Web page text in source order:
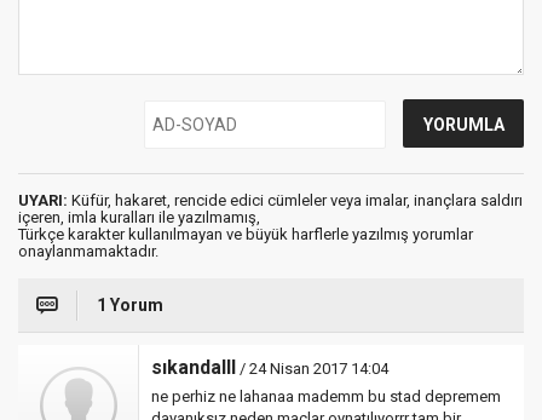
UYARI: Küfür, hakaret, rencide edici cümleler veya imalar, inançlara saldırı
içeren, imla kuralları ile yazılmamış,
Türkçe karakter kullanılmayan ve büyük harflerle yazılmış yorumlar
onaylanmamaktadır.
1 Yorum
sıkandalll
/ 24 Nisan 2017 14:04
ne perhiz ne lahanaa mademm bu stad depremem